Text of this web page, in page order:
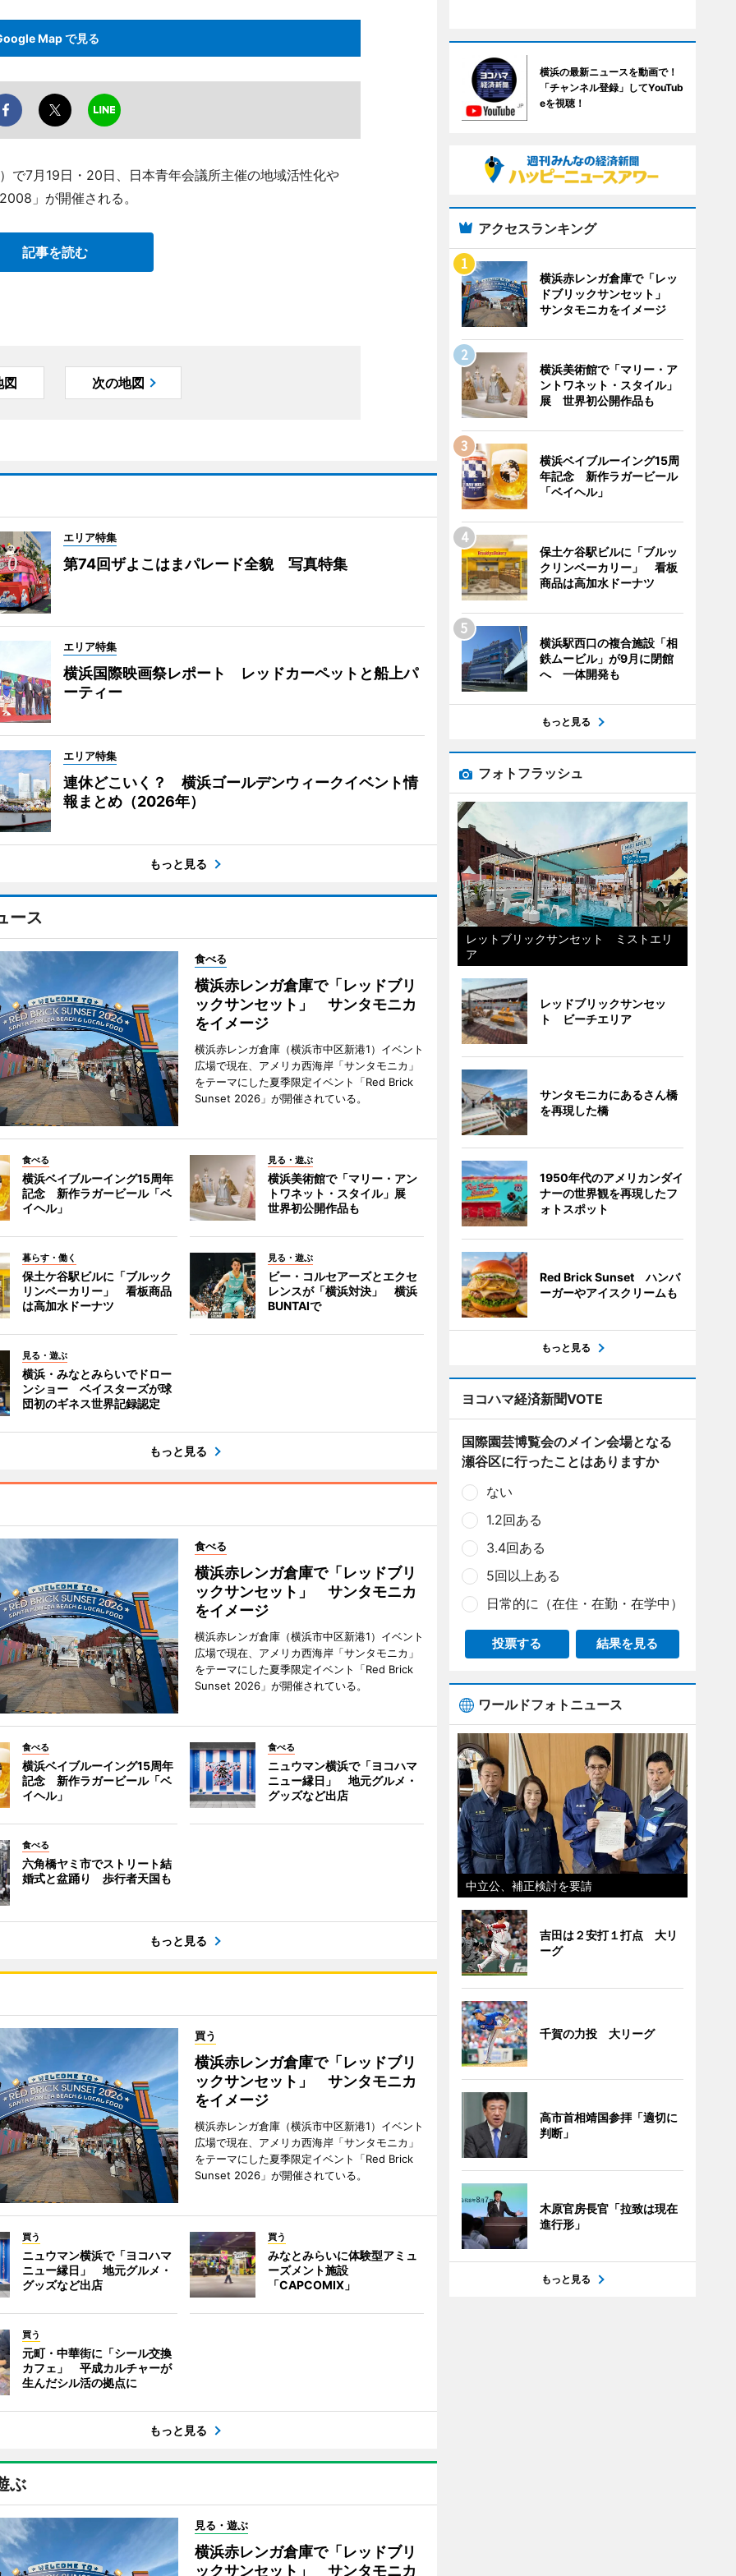
Map で見る
で7月19日・20日、日本青年会議所主催の地域活性化や
」が開催される。
記事を読む
図 次の地図
エリア特集
第74回ザよこはまパレード全貌 写真特集
エリア特集
横浜国際映画祭レポート レッドカーペットと船上パ
ーティー
エリア特集
連休どこいく？ 横浜ゴールデンウィークイベント情
報まとめ（2026年）
もっと見る
ース
食べる
横浜赤レンガ倉庫で「レッドブリ
ックサンセット」 サンタモニカ
をイメージ
横浜赤レンガ倉庫（横浜市中区新港1）イベント
広場で現在、アメリカ西海岸「サンタモニカ」
をテーマにした夏季限定イベント「Red Brick
Sunset 2026」が開催されている。
食べる
横浜ベイブルーイング15周年
記念 新作ラガービール「ベ
イヘル」
見る・遊ぶ
横浜美術館で「マリー・アン
トワネット・スタイル」展
世界初公開作品も
暮らす・働く
保土ケ谷駅ビルに「ブルック
リンベーカリー」 看板商品
は高加水ドーナツ
見る・遊ぶ
ビー・コルセアーズとエクセ
レンスが「横浜対決」 横浜
BUNTAIで
見る・遊ぶ
横浜・みなとみらいでドロー
ンショー ベイスターズが球
団初のギネス世界記録認定
もっと見る
食べる
横浜赤レンガ倉庫で「レッドブリ
ックサンセット」 サンタモニカ
をイメージ
横浜赤レンガ倉庫（横浜市中区新港1）イベント
広場で現在、アメリカ西海岸「サンタモニカ」
をテーマにした夏季限定イベント「Red Brick
Sunset 2026」が開催されている。
食べる
横浜ベイブルーイング15周年
記念 新作ラガービール「ベ
イヘル」
食べる
ニュウマン横浜で「ヨコハマ
ニュー縁日」 地元グルメ・
グッズなど出店
食べる
六角橋ヤミ市でストリート結
婚式と盆踊り 歩行者天国も
もっと見る
買う
横浜赤レンガ倉庫で「レッドブリ
ックサンセット」 サンタモニカ
をイメージ
横浜赤レンガ倉庫（横浜市中区新港1）イベント
広場で現在、アメリカ西海岸「サンタモニカ」
をテーマにした夏季限定イベント「Red Brick
Sunset 2026」が開催されている。
買う
ニュウマン横浜で「ヨコハマ
ニュー縁日」 地元グルメ・
グッズなど出店
買う
みなとみらいに体験型アミュ
ーズメント施設
「CAPCOMIX」
買う
元町・中華街に「シール交換
カフェ」 平成カルチャーが
生んだシル活の拠点に
もっと見る
ぶ
見る・遊ぶ
横浜赤レンガ倉庫で「レッドブリ
ックサンセット」 サンタモニカ
横浜の最新ニュースを動画で！
「チャンネル登録」してYouTub
eを視聴！
アクセスランキング
横浜赤レンガ倉庫で「レッ
ドブリックサンセット」
サンタモニカをイメージ
横浜美術館で「マリー・ア
ントワネット・スタイル」
展 世界初公開作品も
横浜ベイブルーイング15周
年記念 新作ラガービール
「ベイヘル」
保土ケ谷駅ビルに「ブルッ
クリンベーカリー」 看板
商品は高加水ドーナツ
横浜駅西口の複合施設「相
鉄ムービル」が9月に閉館
へ 一体開発も
もっと見る
フォトフラッシュ
レットブリックサンセット ミストエリ
ア
レッドブリックサンセッ
ト ビーチエリア
サンタモニカにあるさん橋
を再現した橋
1950年代のアメリカンダイ
ナーの世界観を再現したフ
ォトスポット
Red Brick Sunset ハンバ
ーガーやアイスクリームも
もっと見る
ヨコハマ経済新聞VOTE
国際園芸博覧会のメイン会場となる
瀬谷区に行ったことはありますか
ない
1.2回ある
3.4回ある
5回以上ある
日常的に（在住・在勤・在学中）
投票する 結果を見る
ワールドフォトニュース
中立公、補正検討を要請
吉田は２安打１打点 大リ
ーグ
千賀の力投 大リーグ
高市首相靖国参拝「適切に
判断」
木原官房長官「拉致は現在
進行形」
もっと見る